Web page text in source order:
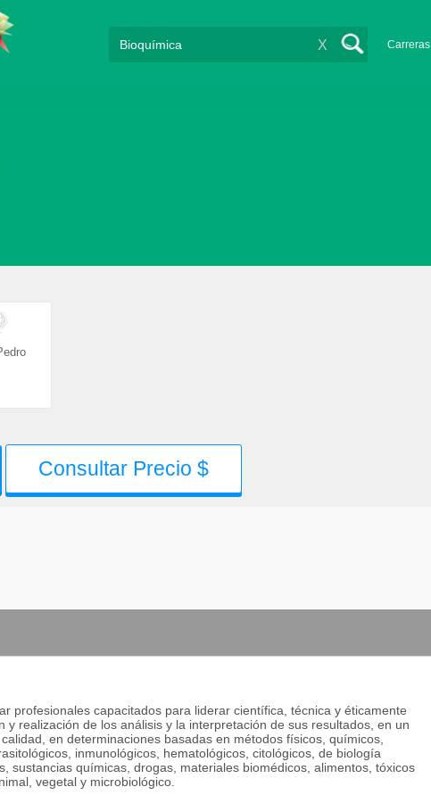
Carreras
X
Consultar Precio $
profesionales capacitados para liderar científica, técnica y éticamente
y realización de los análisis y la interpretación de sus resultados, en un
en determinaciones basadas en métodos físicos, químicos,
inmunológicos, hematológicos, citológicos, de biología
sustancias químicas, drogas, materiales biomédicos, alimentos, tóxicos
vegetal y microbiológico.